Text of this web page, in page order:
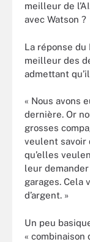
meilleur de
avec Watson ?
La réponse du
meilleur des
admettant
« Nous avons
dernière. Or
grosses
veulent savoir
qu’elles
leur
garages. Cela
d’argent. »
Un peu
« combinaison